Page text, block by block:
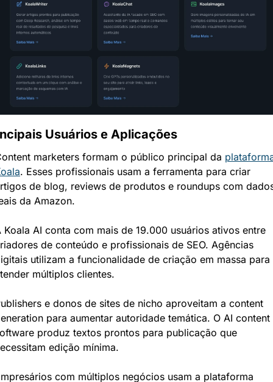
Usuários e Aplicações
marketers formam o público principal da
. Esses profissionais usam a ferramenta para criar
de blog, reviews de produtos e roundups com
da Amazon.
Koala AI conta com mais de 19.000 usuários ativos entre
de conteúdo e profissionais de SEO. Agências
utilizam a funcionalidade de criação em massa para
múltiplos clientes.
e donos de sites de nicho aproveitam a content
para aumentar autoridade temática. O AI content
produz textos prontos para publicação que
edição mínima.
com múltiplos negócios usam a plataforma